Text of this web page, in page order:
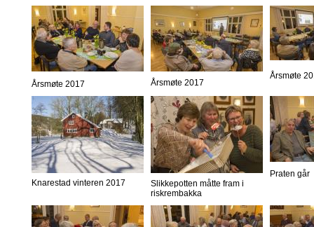
Årsmøte 2017 Årsmøte 2017
Årsmøte
Knarestad vinteren 2017
Slikkepotten måtte fram i
riskrembakka
Praten går